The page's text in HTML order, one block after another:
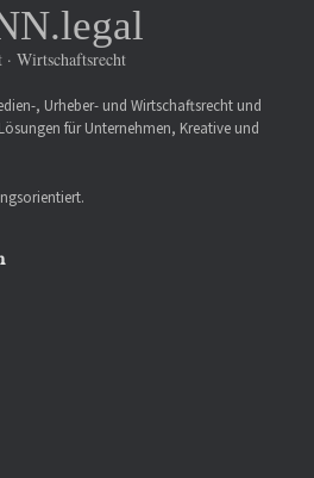
· Wirtschaftsrecht
, Urheber- und Wirtschaftsrecht und
für Unternehmen, Kreative und